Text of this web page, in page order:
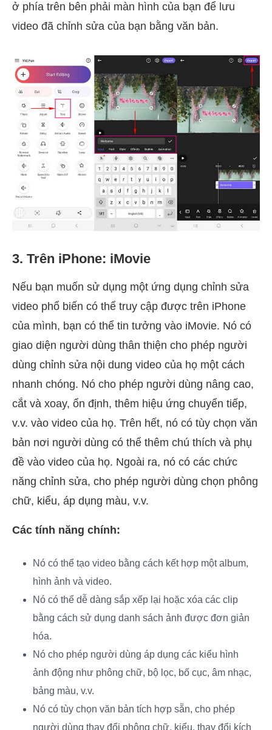
ở phía trên bên phải màn hình của bạn để lưu
video đã chỉnh sửa của bạn bằng văn bản.
3. Trên iPhone: iMovie
Nếu bạn muốn sử dụng một ứng dụng chỉnh sửa
video phổ biến có thể truy cập được trên iPhone
của mình, bạn có thể tin tưởng vào iMovie. Nó có
giao diện người dùng thân thiện cho phép người
dùng chỉnh sửa nội dung video của họ một cách
nhanh chóng. Nó cho phép người dùng nâng cao,
cắt và xoay, ổn định, thêm hiệu ứng chuyển tiếp,
v.v. vào video của họ. Trên hết, nó có tùy chọn văn
bản nơi người dùng có thể thêm chú thích và phụ
đề vào video của họ. Ngoài ra, nó có các chức
năng chỉnh sửa, cho phép người dùng chọn phông
chữ, kiểu, áp dụng màu, v.v.
Các tính năng chính:
Nó có thể tạo video bằng cách kết hợp một album,
hình ảnh và video.
Nó có thể dễ dàng sắp xếp lại hoặc xóa các clip
bằng cách sử dụng danh sách ảnh được đơn giản
hóa.
Nó cho phép người dùng áp dụng các kiểu hình
ảnh động như phông chữ, bộ lọc, bố cục, âm nhạc,
bảng màu, v.v.
Nó có tùy chọn văn bản tích hợp sẵn, cho phép
người dùng thay đổi phông chữ, kiểu, thay đổi kích